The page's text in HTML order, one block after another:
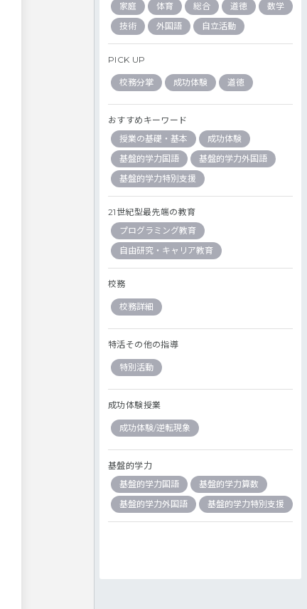
家庭
体育 総合 道徳
数学
技術
外国語 自立活動
PICK UP
校務分掌 成功体験 道徳
おすすめキーワード
授業の基礎・基本
成功体験
基盤的学力国語
基盤的学力外国語
基盤的学力特別支援
21世紀型最先端の教育
プログラミング教育
自由研究・キャリア教育
校務
校務詳細
特活その他の指導
特別活動
成功体験授業
成功体験/逆転現象
基盤的学力
基盤的学力国語
基盤的学力算数
基盤的学力外国語
基盤的学力特別支援